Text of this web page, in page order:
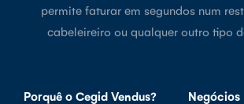
permite faturar em segundos num
cabeleireiro ou qualquer outro tipo
Porquê o Cegid Vendus?
Negócios